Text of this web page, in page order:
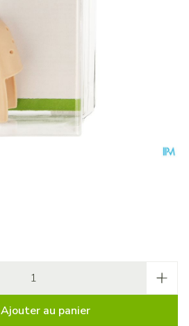
Ajouter au panier